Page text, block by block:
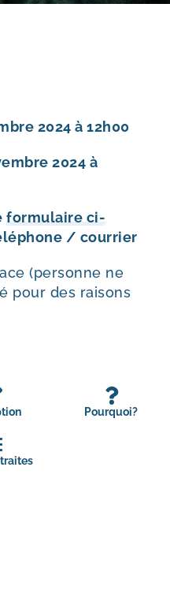
2024 à 12h00
2024 à
formulaire ci-
/ courrier
(personne ne
pour des raisons
Pourquoi?